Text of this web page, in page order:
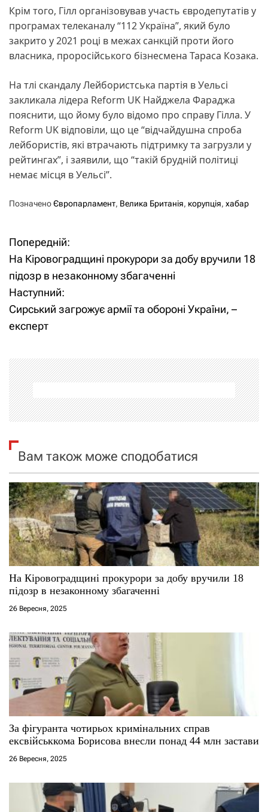
Крім того, Гілл організовував участь євродепутатів у
програмах телеканалу “112 Україна”, який було
закрито у 2021 році в межах санкцій проти його
власника, проросійського бізнесмена Тараса Козака.
На тлі скандалу Лейбористська партія в Уельсі
закликала лідера Reform UK Найджела Фараджа
пояснити, що йому було відомо про справу Гілла. У
Reform UK відповіли, що це “відчайдушна спроба
лейбористів, які втрачають підтримку та загрузли у
рейтингах”, і заявили, що “такій брудній політиці
немає місця в Уельсі”.
ПозначеноЄвропарламент, Велика Британія, корупція, хабар
Н
а
в
і
а
ц
і
я
з
а
п
и
с
і
в
Попередній:
На Кіровоградщині прокурори за добу вручили 18
підозр в незаконному збагаченні
Наступний:
Сирський загрожує армії та обороні України, –
експерт
Вам також може сподобатися
На Кіровоградщині прокурори за добу вручили 18
підозр в незаконному збагаченні
26 Вересня, 2025
За фігуранта чотирьох кримінальних справ
ексвійськкома Борисова внесли понад 44 млн застави
26 Вересня, 2025